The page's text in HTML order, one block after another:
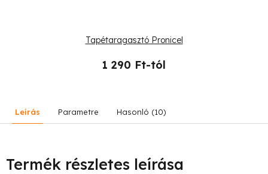
Tapétaragasztó Pronicel
1 290 Ft-tól
Leírás Parametre Hasonló (10)
Termék részletes leírása